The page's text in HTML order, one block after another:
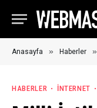
Anasayfa » Haberler »
HABERLER İNTERNET